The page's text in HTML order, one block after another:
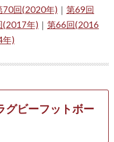
70回(2020年) ｜ 第69回
(2017年) ｜ 第66回(2016
年)
グビーフットボー